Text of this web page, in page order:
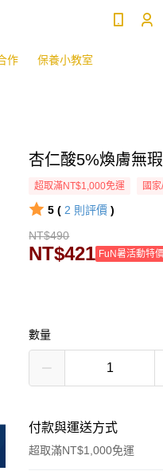
作 保養小教室
杏仁酸5%煥膚無
超取滿NT$1,000免運 國
5 ( 2 則評價 )
NT$490
NT$421 FuN暑活動特價
數量
付款與運送方式
超取滿NT$1,000免運